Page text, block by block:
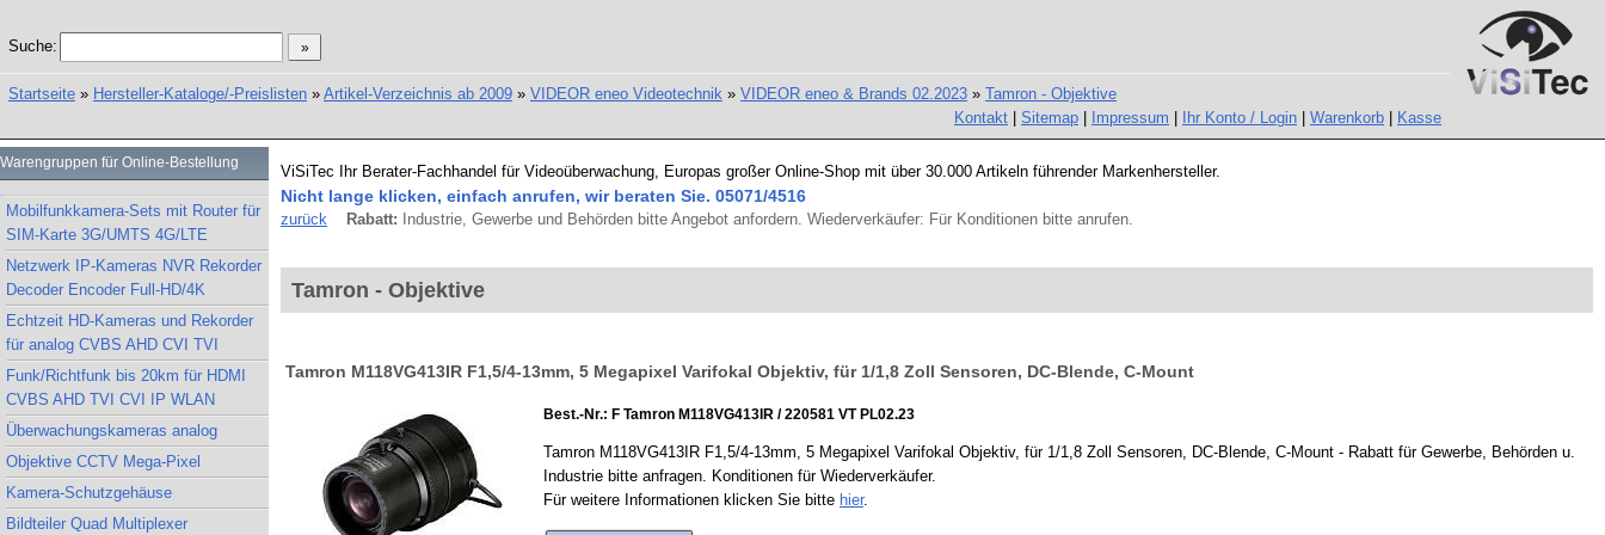
Suche:
Startseite » Hersteller-Kataloge/-Preislisten » Artikel-Verzeichnis ab 2009 » VIDEOR eneo Videotechnik » VIDEOR eneo & Brands 02.2023 » Tamron - Objektive
Kontakt
Sitemap Impressum Ihr Konto / Login Warenkorb Kasse
Warengruppen für Online-Bestellung
Mobilfunkkamera-Sets mit Router für
SIM-Karte 3G/UMTS 4G/LTE
Netzwerk IP-Kameras NVR Rekorder
Decoder Encoder Full-HD/4K
Echtzeit HD-Kameras und Rekorder
für analog CVBS AHD CVI TVI
Funk/Richtfunk bis 20km für HDMI
CVBS AHD TVI CVI IP WLAN
Überwachungskameras analog
Objektive CCTV Mega-Pixel
Kamera-Schutzgehäuse
Bildteiler Quad Multiplexer
ViSiTec Ihr Berater-Fachhandel für Videoüberwachung, Europas großer Online-Shop mit über 30.000 Artikeln führender Markenhersteller.
Nicht lange klicken, einfach anrufen, wir beraten Sie. 05071/4516
zurück Rabatt: Industrie, Gewerbe und Behörden bitte Angebot anfordern. Wiederverkäufer: Für Konditionen bitte anrufen.
Tamron - Objektive
Tamron M118VG413IR F1,5/4-13mm, 5 Megapixel Varifokal Objektiv, für 1/1,8 Zoll Sensoren, DC-Blende, C-Mount
Best.-Nr.: F Tamron M118VG413IR / 220581 VT PL02.23
Tamron M118VG413IR F1,5/4-13mm, 5 Megapixel Varifokal Objektiv, für 1/1,8 Zoll Sensoren, DC-Blende, C-Mount - Rabatt für Gewerbe, Behörden u.
Industrie bitte anfragen. Konditionen für Wiederverkäufer.
Für weitere Informationen klicken Sie bitte hier.